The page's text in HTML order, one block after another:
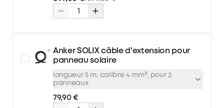
Anker SOLIX câble d'extension pour
panneau solaire
longueur 5 m, calibre 4 mm², pour 2
panneaux
longueur 5 m, calibre 4 mm², pour
79,90 €